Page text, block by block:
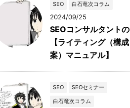
SEO 白石竜次コラム
2024/09/25
SEOコンサルタントの
【ライティング（構成
案）マニュアル】
SEO
SEOセミナー
白石竜次コラム